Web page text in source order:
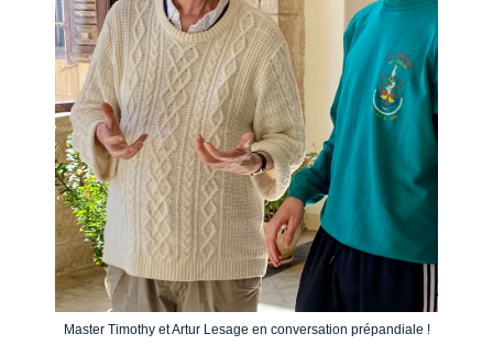
Master Timothy et Artur Lesage en conversation prépandiale !